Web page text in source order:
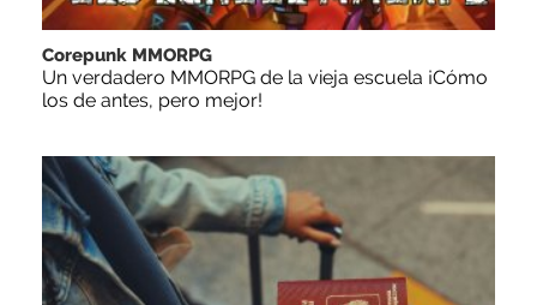
Corepunk MMORPG
Un verdadero MMORPG de la vieja escuela ¡Cómo
los de antes, pero mejor!